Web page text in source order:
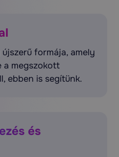
formája, amely
a megszokott
ebben is segítünk.
és